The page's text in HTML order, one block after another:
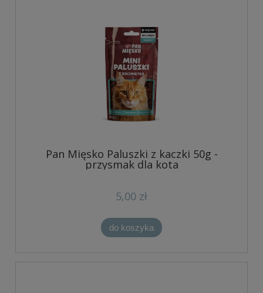
Pan Mięsko Paluszki z kaczki 50g -
przysmak dla kota
5,00 zł
do koszyka